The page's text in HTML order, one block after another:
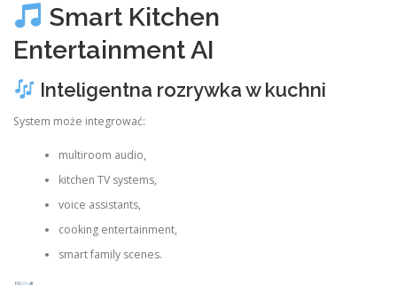
Smart Kitchen
Entertainment AI
Inteligentna rozrywka w kuchni
System może integrować:
multiroom audio,
kitchen TV systems,
voice assistants,
cooking entertainment,
smart family scenes.